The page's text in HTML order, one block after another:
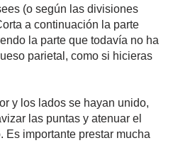
(o según las divisiones
a continuación la parte
la parte que todavía no ha
parietal, como si hicieras
y los lados se hayan unido,
las puntas y atenuar el
Es importante prestar mucha